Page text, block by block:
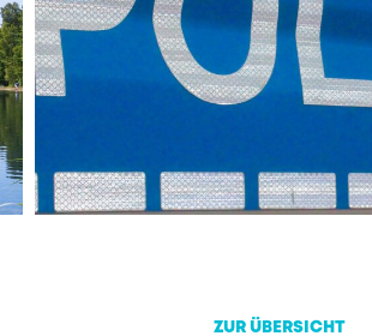
ZUR ÜBERSICHT